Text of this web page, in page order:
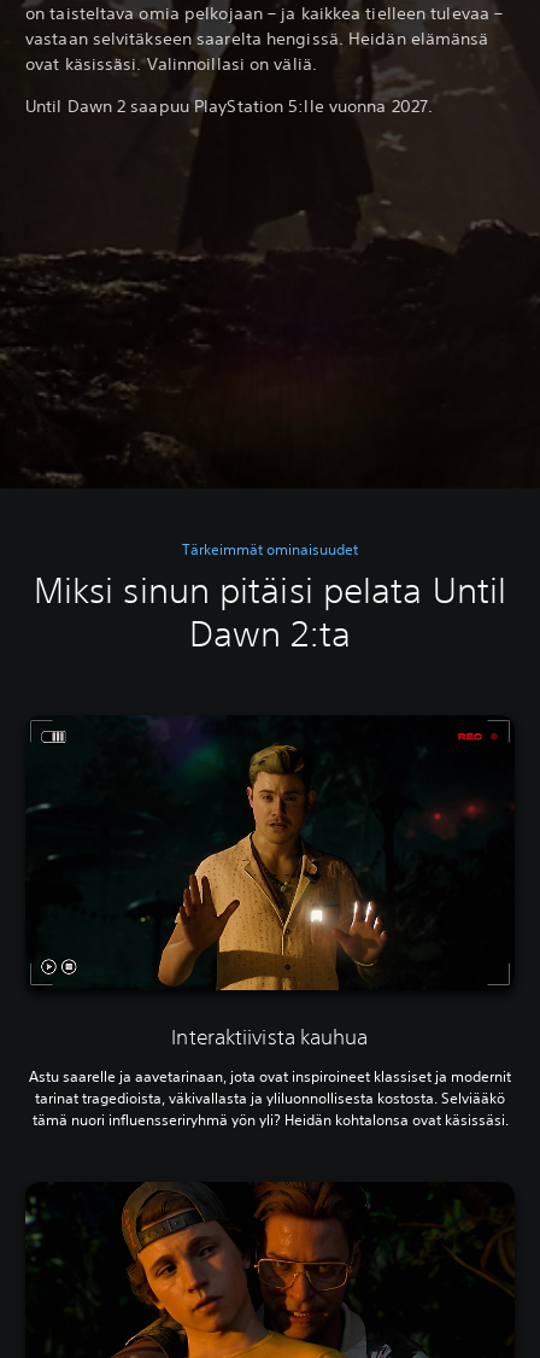
on taisteltava omia pelkojaan – ja kaikkea tielleen tulevaa –
vastaan selvitäkseen saarelta hengissä. Heidän elämänsä
ovat käsissäsi. Valinnoillasi on väliä.
Until Dawn 2 saapuu PlayStation 5:lle vuonna 2027.
Tärkeimmät ominaisuudet
Miksi sinun pitäisi pelata Until
Dawn 2:ta
Interaktiivista kauhua
Astu saarelle ja aavetarinaan, jota ovat inspiroineet klassiset ja modernit
tarinat tragedioista, väkivallasta ja yliluonnollisesta kostosta. Selviääkö
tämä nuori influensseriryhmä yön yli? Heidän kohtalonsa ovat käsissäsi.